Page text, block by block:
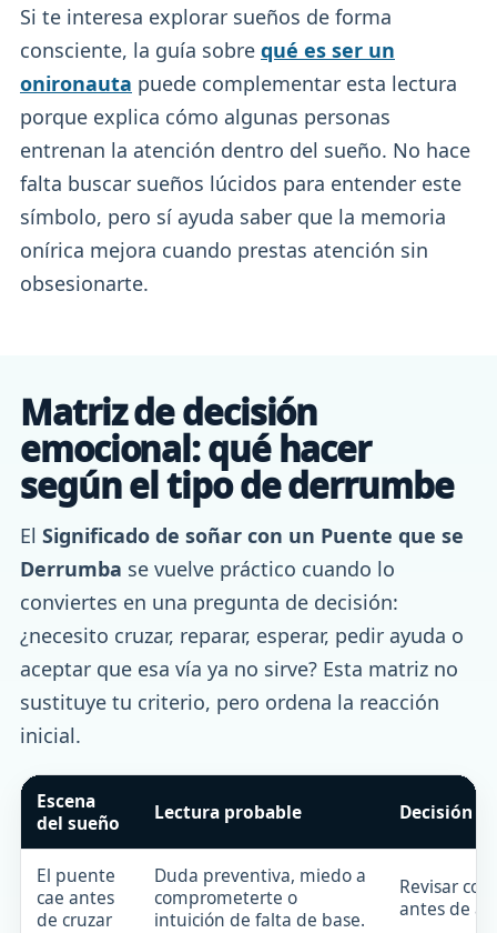
Si te interesa explorar sueños de forma
consciente, la guía sobre qué es ser un
onironauta puede complementar esta lectura
porque explica cómo algunas personas
entrenan la atención dentro del sueño. No hace
falta buscar sueños lúcidos para entender este
símbolo, pero sí ayuda saber que la memoria
onírica mejora cuando prestas atención sin
obsesionarte.
Matriz de decisión
emocional: qué hacer
según el tipo de derrumbe
El Significado de soñar con un Puente que se
Derrumba se vuelve práctico cuando lo
conviertes en una pregunta de decisión:
¿necesito cruzar, reparar, esperar, pedir ayuda o
aceptar que esa vía ya no sirve? Esta matriz no
sustituye tu criterio, pero ordena la reacción
inicial.
Escena
del sueño
Lectura probable Decisión
El puente
cae antes
de cruzar
Duda preventiva, miedo a
comprometerte o
intuición de falta de base.
Revisar
antes de